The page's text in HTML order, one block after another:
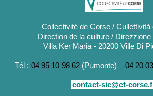
Collectivité de Corse / Cullettività
Direction de la culture / Direzzione
Villa Ker Maria - 20200 Ville Di
Tél : 04 95 10 98 62 (Pumonte) –04 20
contact-sic@ct-